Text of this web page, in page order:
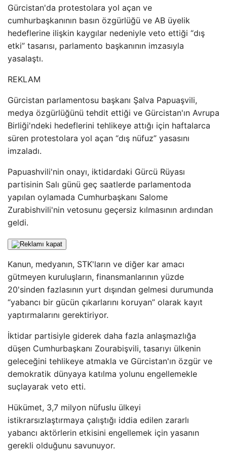
Gürcistan'da protestolara yol açan ve
cumhurbaşkanının basın özgürlüğü ve AB üyelik
hedeflerine ilişkin kaygılar nedeniyle veto ettiği “dış
etki” tasarısı, parlamento başkanının imzasıyla
yasalaştı.
REKLAM
Gürcistan parlamentosu başkanı Şalva Papuaşvili,
medya özgürlüğünü tehdit ettiği ve Gürcistan'ın Avrupa
Birliği'ndeki hedeflerini tehlikeye attığı için haftalarca
süren protestolara yol açan “dış nüfuz” yasasını
imzaladı.
Papuashvili'nin onayı, iktidardaki Gürcü Rüyası
partisinin Salı günü geç saatlerde parlamentoda
yapılan oylamada Cumhurbaşkanı Salome
Zurabishvili'nin vetosunu geçersiz kılmasının ardından
geldi.
Kanun, medyanın, STK'ların ve diğer kar amacı
gütmeyen kuruluşların, finansmanlarının yüzde
20'sinden fazlasının yurt dışından gelmesi durumunda
“yabancı bir gücün çıkarlarını koruyan” olarak kayıt
yaptırmalarını gerektiriyor.
İktidar partisiyle giderek daha fazla anlaşmazlığa
düşen Cumhurbaşkanı Zourabişvili, tasarıyı ülkenin
geleceğini tehlikeye atmakla ve Gürcistan'ın özgür ve
demokratik dünyaya katılma yolunu engellemekle
suçlayarak veto etti.
Hükümet, 3,7 milyon nüfuslu ülkeyi
istikrarsızlaştırmaya çalıştığı iddia edilen zararlı
yabancı aktörlerin etkisini engellemek için yasanın
gerekli olduğunu savunuyor.